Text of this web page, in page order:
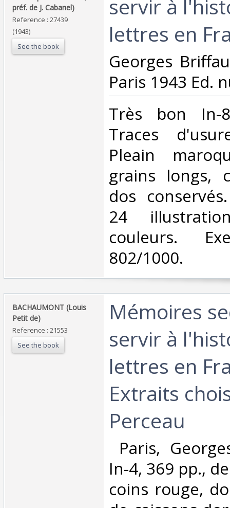
préf. de J. Cabanel)‎
Reference : 27439
(1943)
See the book
servir à
lettres en
‎Georges
Paris 1943 Ed.
‎Très bon In-
Traces
Pleain
grains longs,
dos
24
couleurs.
802/1000.‎
‎BACHAUMONT (Louis
Petit de)‎
Reference : 21553
See the book
‎Mémoires
servir à
lettres en
Extraits
Perceau‎
Paris,
In-4, 369 pp.,
coins rouge,